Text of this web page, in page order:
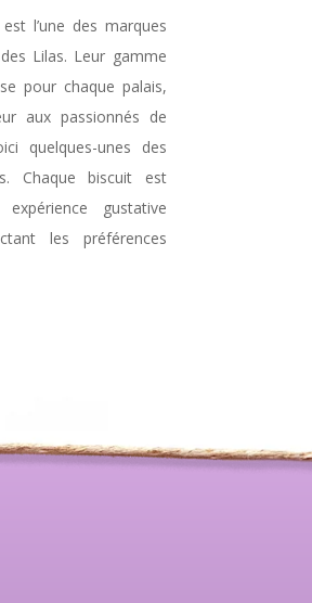
l’une des marques
Lilas. Leur gamme
pour chaque palais,
aux passionnés de
quelques-unes des
Chaque biscuit est
gustative
les préférences